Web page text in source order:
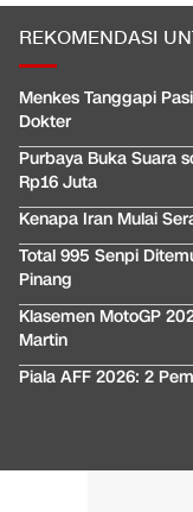
REKOMENDASI
Menkes Tanggapi
Dokter
Purbaya Buka Suara
Rp16 Juta
Kenapa Iran Mulai
Total 995 Senpi
Pinang
Klasemen MotoGP
Martin
Piala AFF 2026: 2